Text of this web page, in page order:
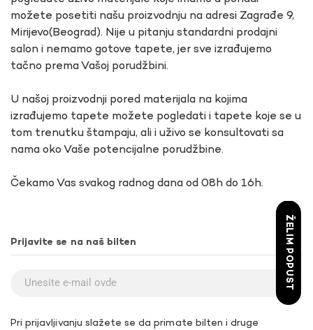
možete posetiti našu proizvodnju na adresi Zagrađe 9,
Mirijevo(Beograd). Nije u pitanju standardni prodajni
salon i nemamo gotove tapete, jer sve izrađujemo
tačno prema Vašoj porudžbini.
U našoj proizvodnji pored materijala na kojima
izrađujemo tapete možete pogledati i tapete koje se u
tom trenutku štampaju, ali i uživo se konsultovati sa
nama oko Vaše potencijalne porudžbine.
Čekamo Vas svakog radnog dana od 08h do 16h.
Prijavite se na naš bilten
Pri prijavljivanju slažete se da primate bilten i druge
ŽELIM POPUST